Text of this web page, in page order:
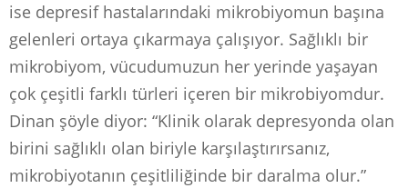
ise depresif hastalarındaki mikrobiyomun başına
gelenleri ortaya çıkarmaya çalışıyor. Sağlıklı bir
mikrobiyom, vücudumuzun her yerinde yaşayan
çok çeşitli farklı türleri içeren bir mikrobiyomdur.
Dinan şöyle diyor: “Klinik olarak depresyonda olan
birini sağlıklı olan biriyle karşılaştırırsanız,
mikrobiyotanın çeşitliliğinde bir daralma olur.”